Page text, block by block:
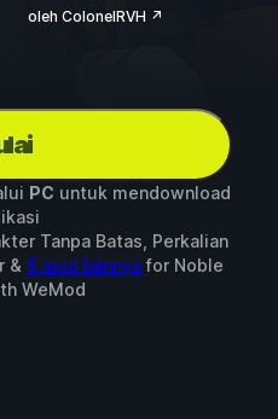
oleh ColonelRVH ↗
PC untuk mendownload
Tanpa Batas, Perkalian
& 5 mod lainnyafor Noble
WeMod